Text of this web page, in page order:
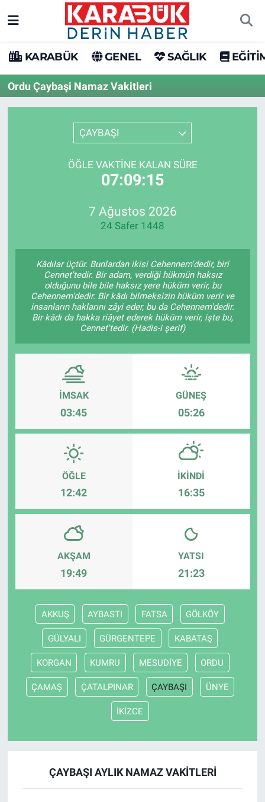
KARABÜK GENEL SAĞLIK
Ordu Çaybaşi Namaz Vakitleri
ÇAYBAŞI
ÖĞLE VAKTINE KALAN SÜRE
07:09:15
7 Ağustos 2026
24 Safer 1448
Kâdılar üçtür. Bunlardan ikisi Cehennem'dedir, biri
Cennet'tedir. Bir adam, verdiği hükmün haksız
olduğunu bile bile haksız yere hüküm verir, bu
Cehennem'dedir. Bir kâdı bilmeksizin hüküm verir ve
insanların haklarını zâyi eder, bu da Cehennem'dedir.
Bir kâdı da hakka riâyet ederek hüküm verir, işte bu,
Cennet'tedir. (Hadis-i şerif)
İMSAK
03:45
GÜNEŞ
05:26
ÖĞLE
12:42
İKINDI
16:35
AKŞAM
19:49
YATSI
21:23
AKKUŞ AYBASTI FATSA GÖLKÖY
GÜLYALI GÜRGENTEPE KABATAŞ
KORGAN KUMRU MESUDİYE ORDU
ÇAMAŞ ÇATALPINAR ÇAYBAŞI ÜNYE
İKİZCE
ÇAYBAŞI AYLIK NAMAZ VAKITLERI
Karabük Hava Durumu
Karabük Trafik Yoğunluk Haritası
Süper Lig Puan Durumu ve Fikstür
Tüm Manşetler